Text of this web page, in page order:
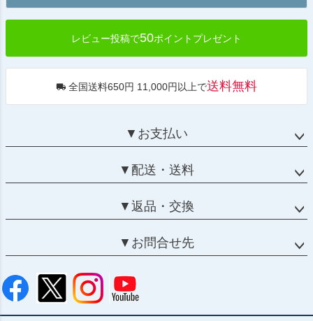
へ
レビュー投稿で50ポイントプレゼント
全国送料650円 11,000円以上で送料無料
▼お支払い
▼配送・送料
▼返品・交換
▼お問合せ先